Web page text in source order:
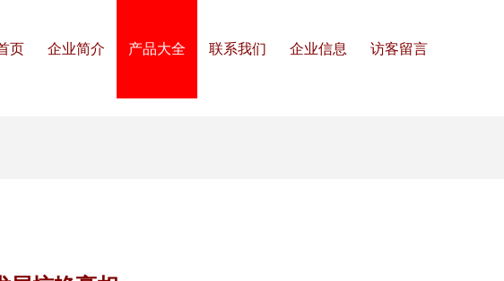
页 企业简介 产品大全 联系我们 企业信息 访客留言